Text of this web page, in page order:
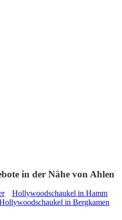
in der Nähe von Ahlen
Hollywoodschaukel in Hamm
in Bergkamen